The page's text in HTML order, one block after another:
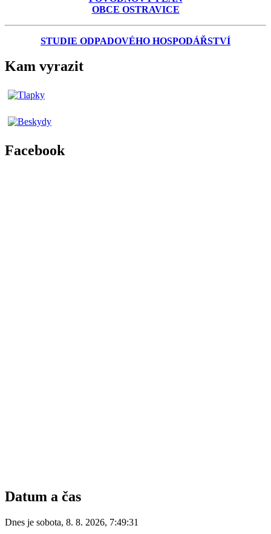
OBCE OSTRAVICE
STUDIE ODPADOVÉHO HOSPODÁŘSTVÍ
Kam vyrazit
Facebook
Datum a čas
Dnes je sobota, 8. 8. 2026, 7:49:31